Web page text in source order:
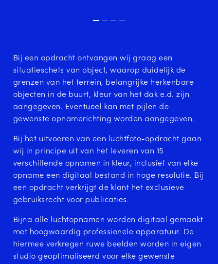
Bij een opdracht ontvangen wij graag een
situatieschets van object, waarop duidelijk de
grenzen van het terrein, belangrijke herkenbare
objecten in de buurt, kleur van het dak e.d. zijn
aangegeven. Eventueel kan met pijlen de
gewenste opnamerichting worden aangegeven.
Bij het uitvoeren van een luchtfoto-opdracht gaan
wij in principe uit van het leveren van 15
verschillende opnamen in kleur, inclusief van elke
opname een digitaal bestand in hoge resolutie. Bij
een opdracht verkrijgt de klant het exclusieve
gebruiksrecht voor publicaties.
Bijna alle luchtopnamen worden digitaal gemaakt
met hoogwaardig professionele apparatuur. De
hiermee verkregen ruwe beelden worden in eigen
studio geoptimaliseerd voor elke gewenste